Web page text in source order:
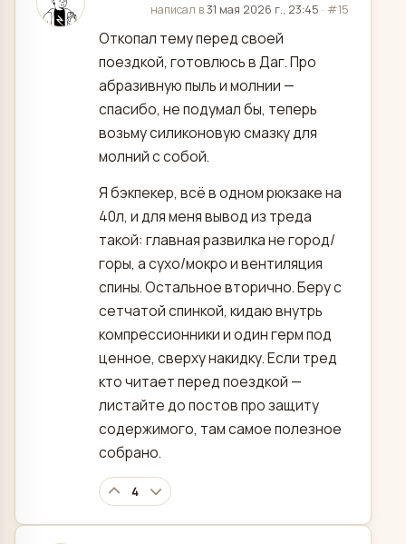
отредактировано
написал в31 мая 2026 г., 23:45 · #15
Откопал тему перед своей
поездкой, готовлюсь в Даг. Про
абразивную пыль и молнии —
спасибо, не подумал бы, теперь
возьму силиконовую смазку для
молний с собой.
Я бэкпекер, всё в одном рюкзаке на
40л, и для меня вывод из треда
такой: главная развилка не город/
горы, а сухо/мокро и вентиляция
спины. Остальное вторично. Беру с
сетчатой спинкой, кидаю внутрь
компрессионники и один герм под
ценное, сверху накидку. Если тред
кто читает перед поездкой —
листайте до постов про защиту
содержимого, там самое полезное
собрано.
4